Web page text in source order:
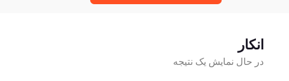
انکار
در حال نمایش یک نتیجه